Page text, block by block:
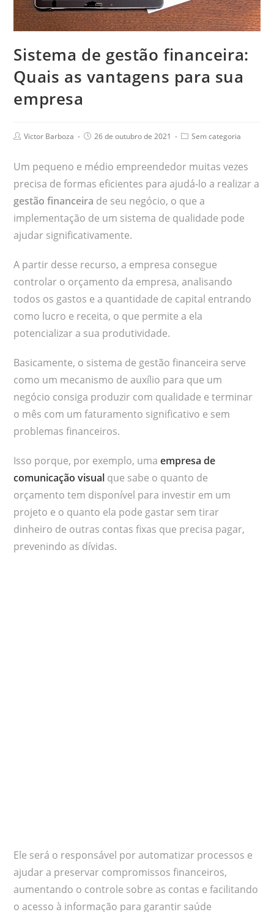
Sistema de gestão financeira:
Quais as vantagens para sua
empresa
Victor Barboza 26 de outubro de 2021 Sem categoria
Um pequeno e médio empreendedor muitas vezes
precisa de formas eficientes para ajudá-lo a realizar a
gestão financeira de seu negócio, o que a
implementação de um sistema de qualidade pode
ajudar significativamente.
A partir desse recurso, a empresa consegue
controlar o orçamento da empresa, analisando
todos os gastos e a quantidade de capital entrando
como lucro e receita, o que permite a ela
potencializar a sua produtividade.
Basicamente, o sistema de gestão financeira serve
como um mecanismo de auxílio para que um
negócio consiga produzir com qualidade e terminar
o mês com um faturamento significativo e sem
problemas financeiros.
Isso porque, por exemplo, uma empresa de
comunicação visual que sabe o quanto de
orçamento tem disponível para investir em um
projeto e o quanto ela pode gastar sem tirar
dinheiro de outras contas fixas que precisa pagar,
prevenindo as dívidas.
Ele será o responsável por automatizar processos e
ajudar a preservar compromissos financeiros,
aumentando o controle sobre as contas e facilitando
o acesso à informação para garantir saúde